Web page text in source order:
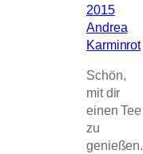
2015
Andrea
Karminrot
Schön,
mit dir
einen Tee
zu
genießen.